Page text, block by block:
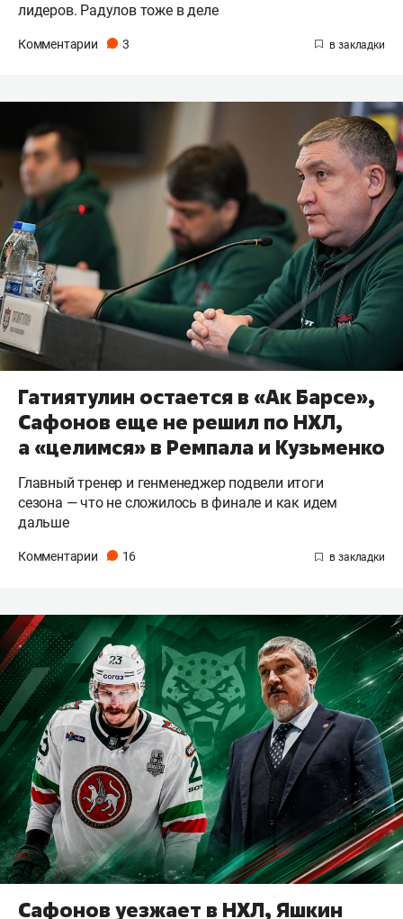
лидеров. Радулов тоже в деле
Комментарии 3
Гатиятулин остается в «Ак Барсе»,
Сафонов еще не решил по НХЛ,
а «целимся» в Ремпала и Кузьменко
Главный тренер и генменеджер подвели итоги
сезона — что не сложилось в финале и как идем
дальше
Комментарии 16
Сафонов уезжает в НХЛ, Яшкин